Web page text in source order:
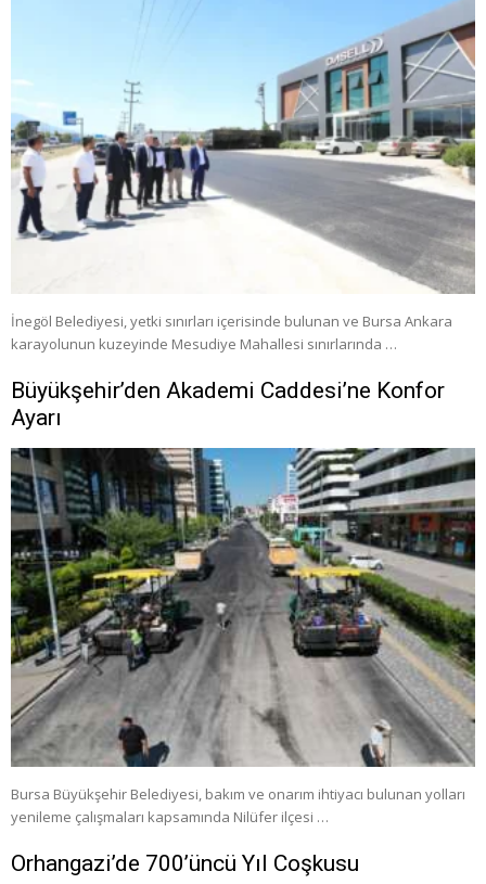
İnegöl Belediyesi, yetki sınırları içerisinde bulunan ve Bursa Ankara
karayolunun kuzeyinde Mesudiye Mahallesi sınırlarında …
Büyükşehir’den Akademi Caddesi’ne Konfor
Ayarı
Bursa Büyükşehir Belediyesi, bakım ve onarım ihtiyacı bulunan yolları
yenileme çalışmaları kapsamında Nilüfer ilçesi …
Orhangazi’de 700’üncü Yıl Coşkusu